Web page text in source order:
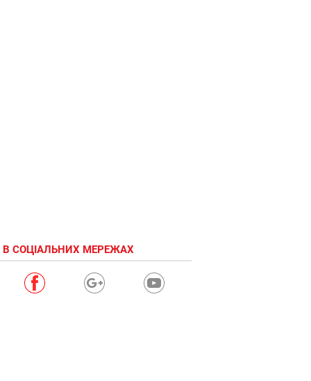
СОЦІАЛЬНИХ МЕРЕЖАХ